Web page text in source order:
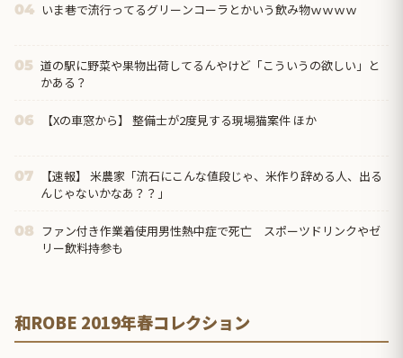
04 いま巷で流行ってるグリーンコーラとかいう飲み物ｗｗｗｗ
05 道の駅に野菜や果物出荷してるんやけど「こういうの欲しい」と
かある？
06 【Xの車窓から】 整備士が2度見する現場猫案件 ほか
07
【速報】 米農家「流石にこんな値段じゃ、米作り辞める人、出る
んじゃないかなあ？？」
08 ファン付き作業着使用男性熱中症で死亡 スポーツドリンクやゼ
リー飲料持参も
和ROBE 2019年春コレクション